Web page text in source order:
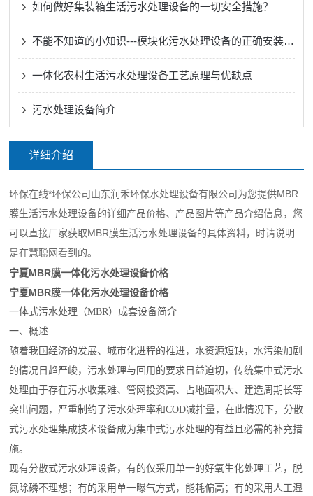
如何做好集装箱生活污水处理设备的一切安全措施？
不能不知道的小知识---模块化污水处理设备的正确安装方法
一体化农村生活污水处理设备工艺原理与优缺点
污水处理设备简介
详细介绍
环保在线*环保公司山东润禾环保水处理设备有限公司为您提供MBR
膜生活污水处理设备的详细产品价格、产品图片等产品介绍信息，您
可以直接厂家获取MBR膜生活污水处理设备的具体资料，时请说明
是在慧聪网看到的。
宁夏MBR膜一体化污水处理设备价格
宁夏MBR膜一体化污水处理设备价格
一体式污水处理（MBR）成套设备简介
一、概述
随着我国经济的发展、城市化进程的推进，水资源短缺，水污染加剧
的情况日趋严峻，污水处理与回用的要求日益迫切，传统集中式污水
处理由于存在污水收集难、管网投资高、占地面积大、建造周期长等
突出问题，严重制约了污水处理率和COD减排量，在此情况下，分散
式污水处理集成技术设备成为集中式污水处理的有益且必需的补充措
施。
现有分散式污水处理设备，有的仅采用单一的好氧生化处理工艺，脱
氮除磷不理想；有的采用单一曝气方式，能耗偏高；有的采用人工湿